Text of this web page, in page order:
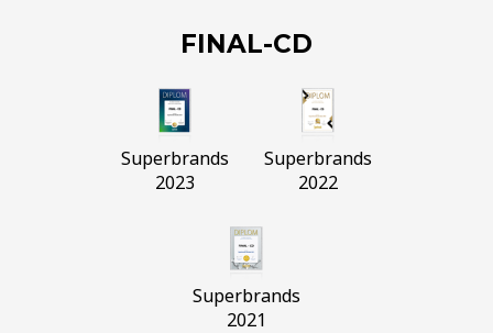
FINAL-CD
Superbrands
2023
Superbrands
2022
Superbrands
2021